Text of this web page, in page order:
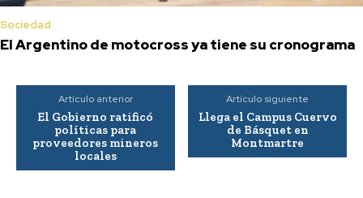
Sociedad
El Argentino de motocross ya tiene su cronograma
Artículo anterior
El Gobierno ratificó
políticas para
proveedores mineros
locales
Artículo siguiente
Llega el Campus Cuervo
de Básquet en
Montmartre